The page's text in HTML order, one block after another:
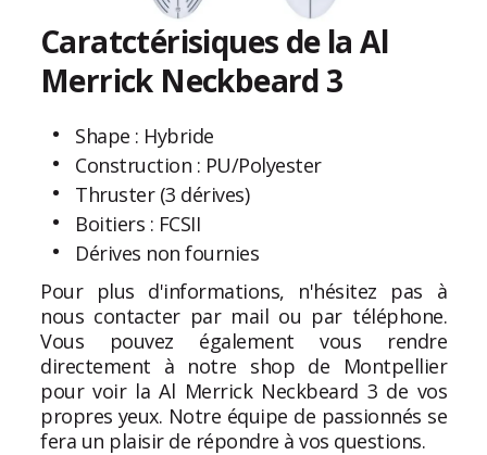
Caratctérisiques de la Al
Merrick Neckbeard 3
Shape : Hybride
Construction : PU/Polyester
Thruster (3 dérives)
Boitiers : FCSII
Dérives non fournies
Pour plus d'informations, n'hésitez pas à
nous contacter par mail ou par téléphone.
Vous pouvez également vous rendre
directement à notre shop de Montpellier
pour voir la Al Merrick Neckbeard 3 de vos
propres yeux. Notre équipe de passionnés se
fera un plaisir de répondre à vos questions.